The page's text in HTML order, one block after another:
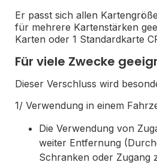
Er passt sich allen
für mehrere Kartenstärken
Karten oder 1 Standardkarte
Für viele Zwecke
Dieser Verschluss wird
1/ Verwendung in einem
Die Verwendung von
weiter Entfernung
Schranken oder Zugang